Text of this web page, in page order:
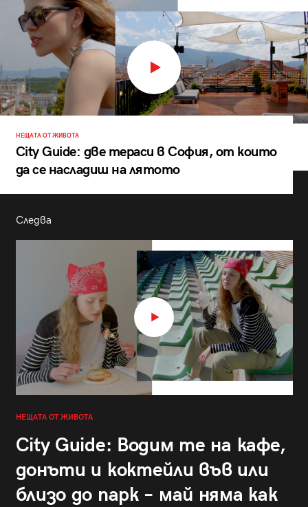
НЕЩАТА ОТ ЖИВОТА
City Guide: две тераси в София, от които
да се насладиш на лятото
Следва
НЕЩАТА ОТ ЖИВОТА
City Guide: Водим те на кафе,
донъти и коктейли във или
близо до парк – май няма как